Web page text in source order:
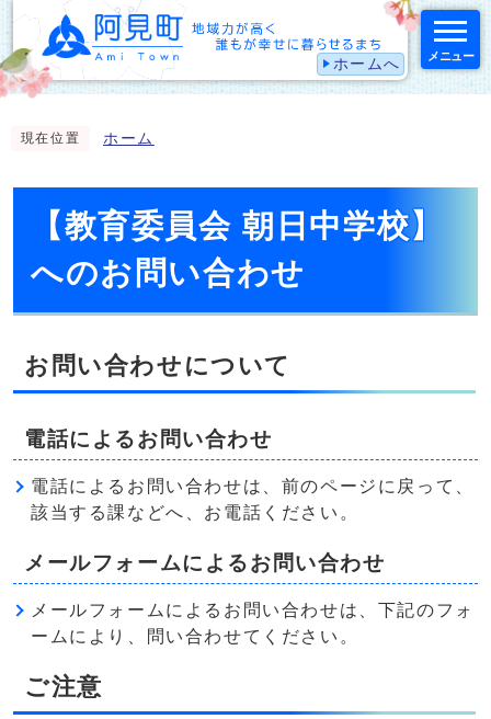
ホームへ メニュー
現在位置 ホーム
【教育委員会 朝日中学校】
へのお問い合わせ
お問い合わせについて
電話によるお問い合わせ
電話によるお問い合わせは、前のページに戻って、
該当する課などへ、お電話ください。
メールフォームによるお問い合わせ
メールフォームによるお問い合わせは、下記のフォ
ームにより、問い合わせてください。
ご注意